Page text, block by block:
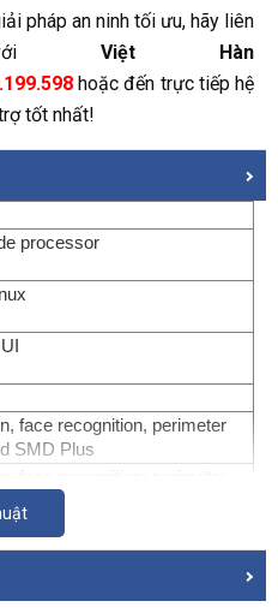
pháp an ninh tối ưu, hãy liên
với Việt Hàn
hoặc đến trực tiếp hệ
tốt nhất!
processor
face recognition, perimeter
SMD Plus
face recognition; perimeter
Plus; people counting; stereo